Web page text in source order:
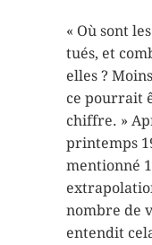
« Où sont
tués, et
elles ?
ce pourrait
chiffre. »
printemps
mentionné
nombre de
entendit